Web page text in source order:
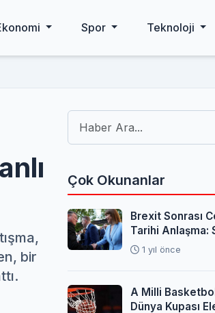
Spor Teknoloji
bir
Çok Okunanlar
Brexit Sonrası
Tarihi Anlaşma:
Sorunları Çözüldü
1 yıl önce
A Milli Basketbol
Dünya Kupası